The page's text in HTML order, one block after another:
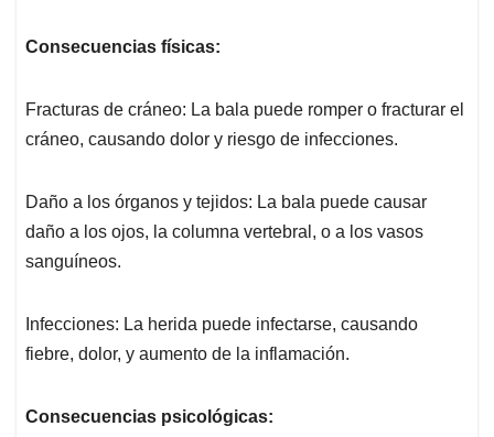
Consecuencias físicas:
Fracturas de cráneo: La bala puede romper o fracturar el
cráneo, causando dolor y riesgo de infecciones.
Daño a los órganos y tejidos: La bala puede causar
daño a los ojos, la columna vertebral, o a los vasos
sanguíneos.
Infecciones: La herida puede infectarse, causando
fiebre, dolor, y aumento de la inflamación.
Consecuencias psicológicas: